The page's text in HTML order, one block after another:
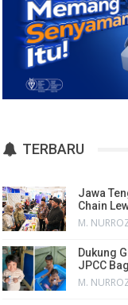
TERBARU
Jawa
Chain
M.
Dukung
JPCC
M.